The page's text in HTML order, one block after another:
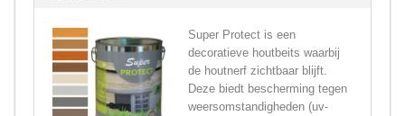
Super Protect is een
decoratieve houtbeits waarbij
de houtnerf zichtbaar blijft.
Deze biedt bescherming tegen
weersomstandigheden (uv-